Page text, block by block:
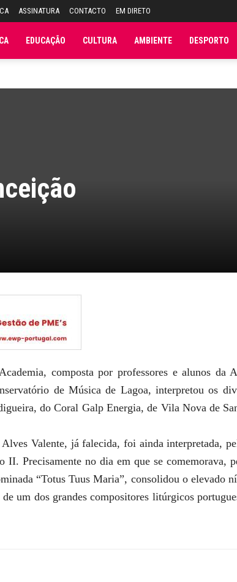
ASSINATURA CONTACTO EM DIRETO
EDUCAÇÃO CULTURA AMBIENTE DESPORTO
composta por professores e alunos da
de Música de Lagoa, interpretou os
do Coral Galp Energia, de Vila Nova de
Valente, já falecida, foi ainda interpretada,
II. Precisamente no dia em que se comemorava,
“Totus Tuus Maria”, consolidou o elevado
um dos grandes compositores litúrgicos